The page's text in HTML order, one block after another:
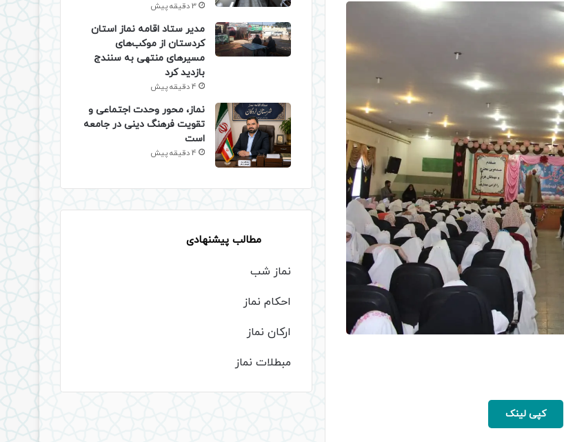
کپی لینک
3 دقیقه پیش
مدیر ستاد اقامه نماز استان
کردستان از موکب‌های
مسیرهای منتهی به سنندج
بازدید کرد
4 دقیقه پیش
نماز، محور وحدت اجتماعی و
تقویت فرهنگ دینی در جامعه
است
4 دقیقه پیش
مطالب پیشنهادی
نماز شب
احکام نماز
ارکان نماز
مبطلات نماز